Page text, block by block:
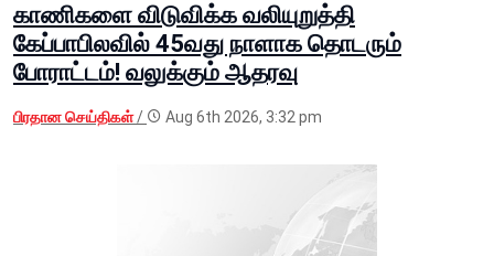
காணிகளை விடுவிக்க வலியுறுத்தி
கேப்பாபிலவில் 45வது நாளாக தொடரும்
போராட்டம்! வலுக்கும் ஆதரவு
பிரதான செய்திகள்/ Aug 6th 2026, 3:32 pm